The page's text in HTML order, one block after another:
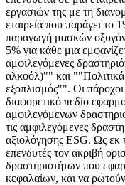
εργασιών της με τη
εταιρεία που παράγει το
παραγωγή μασκών
5% για κάθε μια
αμφιλεγόμενες
αλκοόλ)"" και
εξοπλισμός"". Οι
διαφορετικό πεδίο
αμφιλεγόμενων
τις αμφιλεγόμενες
αξιολόγησης ESG. Ως εκ
επενδυτές τον ακριβή
δραστηριοτήτων που
κεφαλαίων, και να